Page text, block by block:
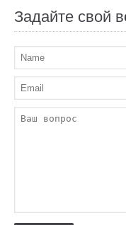
Задайте свой